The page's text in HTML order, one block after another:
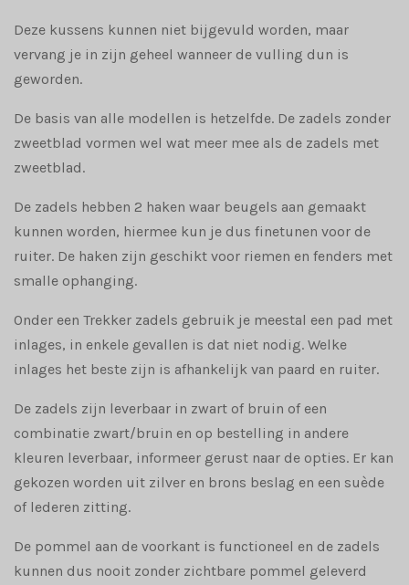
Deze kussens kunnen niet bijgevuld worden, maar
vervang je in zijn geheel wanneer de vulling dun is
geworden.
De basis van alle modellen is hetzelfde. De zadels zonder
zweetblad vormen wel wat meer mee als de zadels met
zweetblad.
De zadels hebben 2 haken waar beugels aan gemaakt
kunnen worden, hiermee kun je dus finetunen voor de
ruiter. De haken zijn geschikt voor riemen en fenders met
smalle ophanging.
Onder een Trekker zadels gebruik je meestal een pad met
inlages, in enkele gevallen is dat niet nodig. Welke
inlages het beste zijn is afhankelijk van paard en ruiter.
De zadels zijn leverbaar in zwart of bruin of een
combinatie zwart/bruin en op bestelling in andere
kleuren leverbaar, informeer gerust naar de opties. Er kan
gekozen worden uit zilver en brons beslag en een suède
of lederen zitting.
De pommel aan de voorkant is functioneel en de zadels
kunnen dus nooit zonder zichtbare pommel geleverd